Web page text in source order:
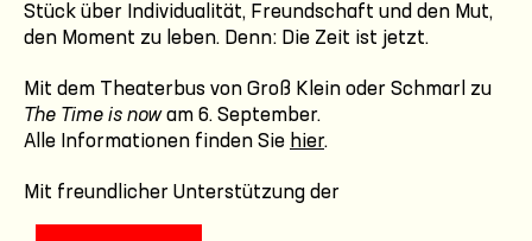
Stück über Individualität, Freundschaft und den Mut,
den Moment zu leben. Denn: Die Zeit ist jetzt.
Mit dem Theaterbus von Groß Klein oder Schmarl zu
The Time is nowam 6. September.
Alle Informationen finden Sie hier.
Mit freundlicher Unterstützung der